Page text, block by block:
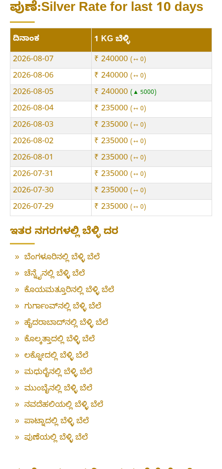
ಪುಣೆ:Silver Rate for last 10 days
ದಿನಾಂಕ
1 KG ಬೆಳ್ಳಿ
2026-08-07
₹ 240000 ⇿ 0
2026-08-06 ₹ 240000 ⇿ 0
2026-08-05 ₹ 240000 ▲ 5000
2026-08-04 ₹ 235000 ⇿ 0
2026-08-03 ₹ 235000 ⇿ 0
2026-08-02 ₹ 235000 ⇿ 0
2026-08-01 ₹ 235000 ⇿ 0
2026-07-31 ₹ 235000 ⇿ 0
2026-07-30 ₹ 235000 ⇿ 0
2026-07-29 ₹ 235000 ⇿ 0
ಇತರ ನಗರಗಳಲ್ಲಿ ಬೆಳ್ಳಿ ದರ
» ಬೆಂಗಳೂರಿನಲ್ಲಿ ಬೆಳ್ಳಿ ಬೆಲೆ
» ಚೆನ್ನೈನಲ್ಲಿ ಬೆಳ್ಳಿ ಬೆಲೆ
» ಕೊಯಮತ್ತೂರಿನಲ್ಲಿ ಬೆಳ್ಳಿ ಬೆಲೆ
» ಗುರ್ಗಾಂವ್‌ನಲ್ಲಿ ಬೆಳ್ಳಿ ಬೆಲೆ
» ಹೈದರಾಬಾದ್‌ನಲ್ಲಿ ಬೆಳ್ಳಿ ಬೆಲೆ
» ಕೊಲ್ಕತ್ತಾದಲ್ಲಿ ಬೆಳ್ಳಿ ಬೆಲೆ
» ಲಕ್ನೋದಲ್ಲಿ ಬೆಳ್ಳಿ ಬೆಲೆ
» ಮಧುರೈನಲ್ಲಿ ಬೆಳ್ಳಿ ಬೆಲೆ
» ಮುಂಬೈನಲ್ಲಿ ಬೆಳ್ಳಿ ಬೆಲೆ
» ನವದೆಹಲಿಯಲ್ಲಿ ಬೆಳ್ಳಿ ಬೆಲೆ
» ಪಾಟ್ನಾದಲ್ಲಿ ಬೆಳ್ಳಿ ಬೆಲೆ
» ಪುಣೆಯಲ್ಲಿ ಬೆಳ್ಳಿ ಬೆಲೆ